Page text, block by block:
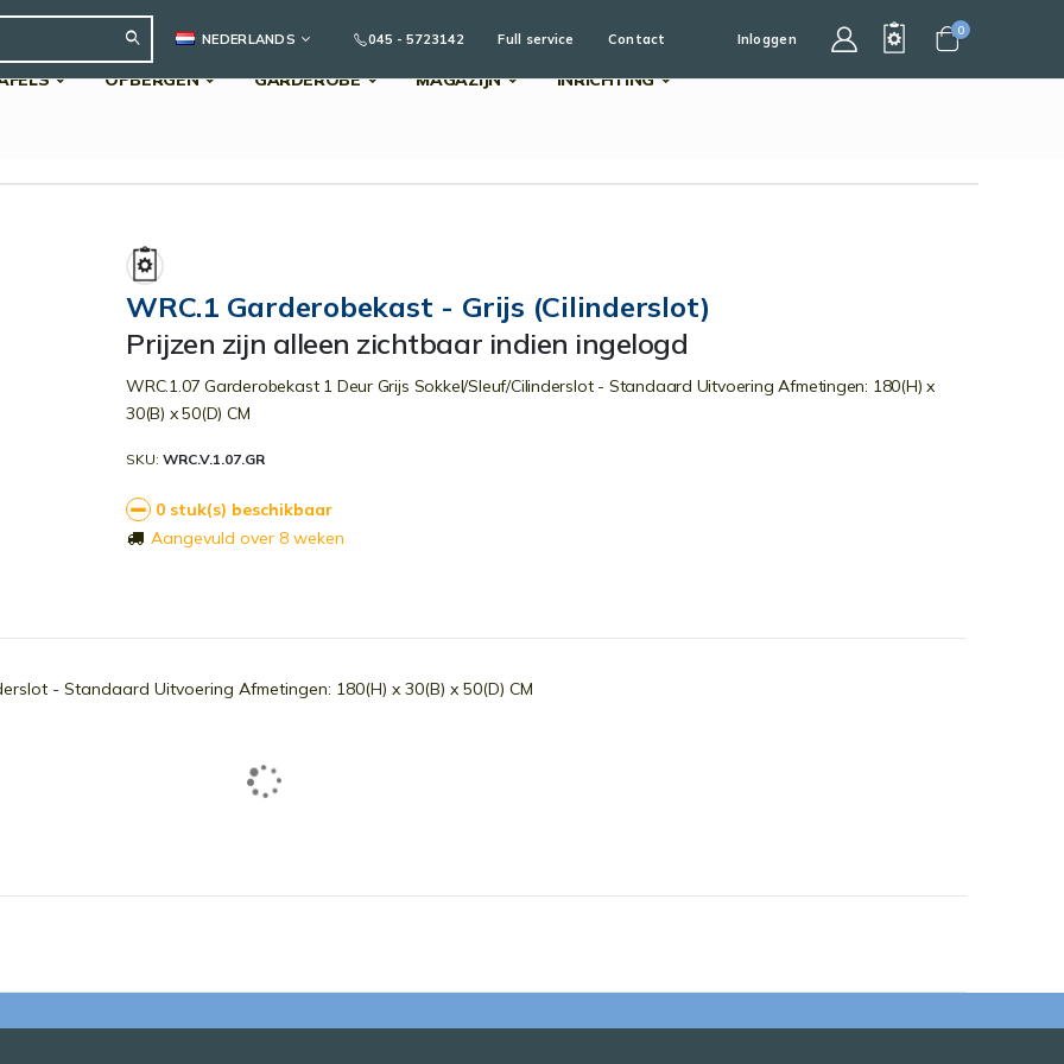
Search
TAALNEDERLANDS 045 - 5723142 Full service Contact Inloggen
Cart
0
OPBERGEN GARDEROBE MAGAZIJN INRICHTING
WRC.1 Garderobekast - Grijs (Cilinderslot)
Prijzen zijn alleen zichtbaar indien ingelogd
WRC.1.07 Garderobekast 1 Deur Grijs Sokkel/Sleuf/Cilinderslot - Standaard Uitvoering Afmetingen: 180(H) x
30(B) x 50(D) CM
SKU WRC.V.1.07.GR
0 stuk(s) beschikbaar
Aangevuld over 8 weken
- Standaard Uitvoering Afmetingen: 180(H) x 30(B) x 50(D) CM